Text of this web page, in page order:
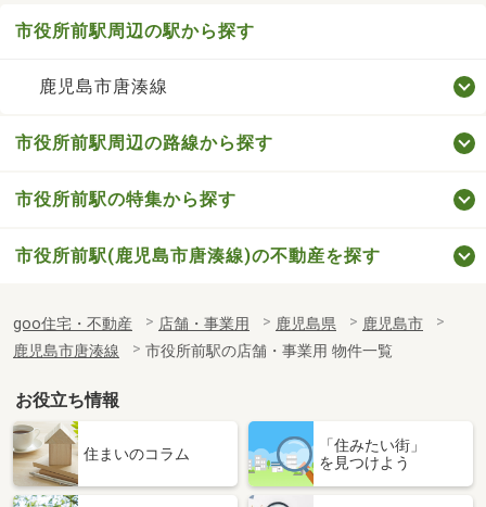
市役所前駅周辺の駅から探す
鹿児島市唐湊線
市役所前駅周辺の路線から探す
市役所前駅の特集から探す
市役所前駅(鹿児島市唐湊線)の不動産を探す
goo住宅・不動産 店舗・事業用 鹿児島県
鹿児島市
鹿児島市唐湊線
市役所前駅の店舗・事業用 物件一覧
お役立ち情報
住まいのコラム
「住みたい街」
を見つけよう